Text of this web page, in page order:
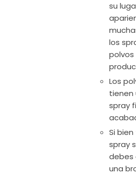
su
los
polvos
Los
tienen
spray
Si
spray
debes
una